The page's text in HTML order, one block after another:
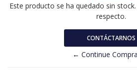
Este producto se ha quedado sin
respecto.
CONTÁCTARNOS
← Continue